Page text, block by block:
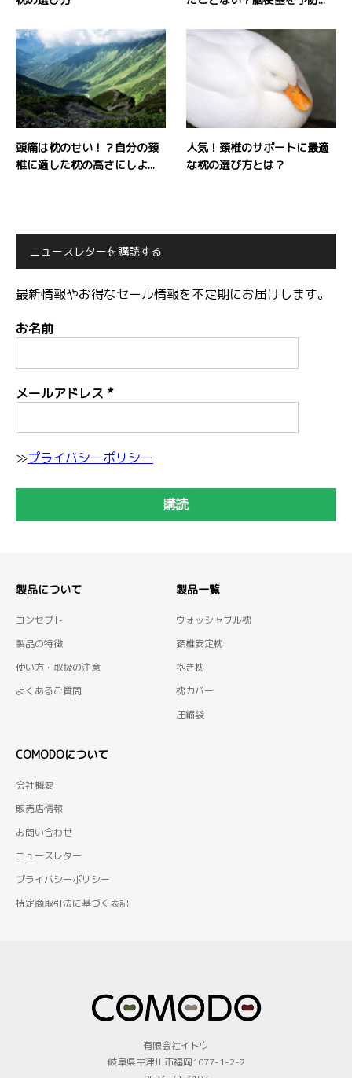
頭痛は枕のせい！？自分の頚
椎に適した枕の高さにしよ...
人気！頚椎のサポートに最適
な枕の選び方とは？
ニュースレターを購読する
最新情報やお得なセール情報を不定期にお届けします。
お名前
メールアドレス *
≫プライバシーポリシー
製品について
コンセプト
製品の特徴
使い方・取扱の注意
よくあるご質問
製品一覧
ウォッシャブル枕
頚椎安定枕
抱き枕
枕カバー
圧縮袋
COMODOについて
会社概要
販売店情報
お問い合わせ
ニュースレター
プライバシーポリシー
特定商取引法に基づく表記
有限会社イトウ
岐阜県中津川市福岡1077-1-2-2